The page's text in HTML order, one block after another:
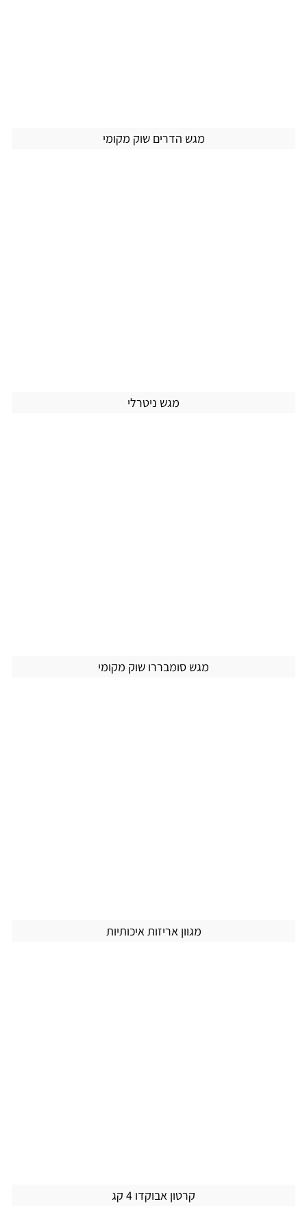
מגש הדרים שוק מקומי
מגש ניטרלי
מגש סומבררו שוק מקומי
מגוון אריזות איכותיות
קרטון אבוקדו 4 קג